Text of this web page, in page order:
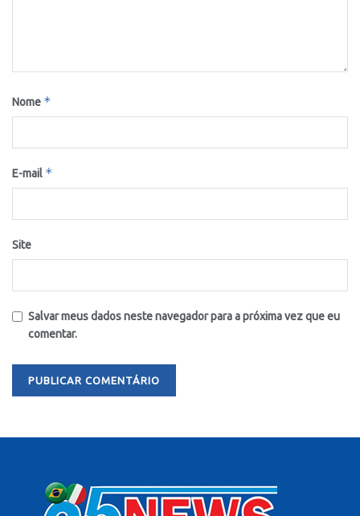
Nome *
E-mail *
Site
Salvar meus dados neste navegador para a próxima vez que eu
comentar.